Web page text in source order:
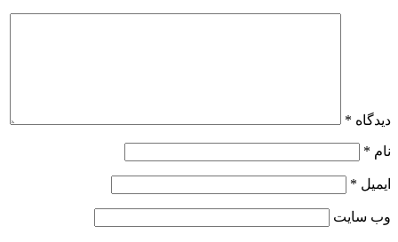
دیدگاه *
نام *
ایمیل *
وب‌ سایت